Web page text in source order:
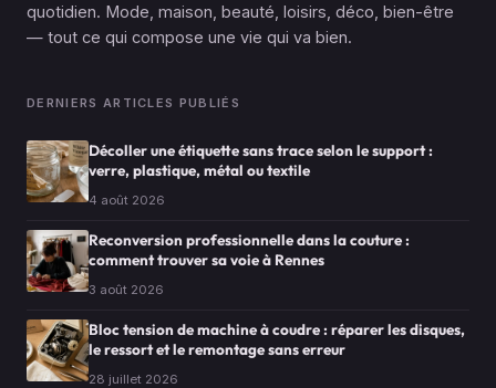
quotidien. Mode, maison, beauté, loisirs, déco, bien-être
— tout ce qui compose une vie qui va bien.
DERNIERS ARTICLES PUBLIÉS
Décoller une étiquette sans trace selon le support :
verre, plastique, métal ou textile
4 août 2026
Reconversion professionnelle dans la couture :
comment trouver sa voie à Rennes
3 août 2026
Bloc tension de machine à coudre : réparer les disques,
le ressort et le remontage sans erreur
28 juillet 2026